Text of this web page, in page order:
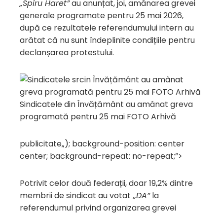
„Spiru Haret”au anunțat, joi, amânarea grevei
generale programate pentru 25 mai 2026,
după ce rezultatele referendumului intern au
arătat că nu sunt îndeplinite condițiile pentru
declanșarea protestului.
Sindicatele din Învățământ au amânat greva
programată pentru 25 mai FOTO Arhivă
publicitate„); background-position: center
center; background-repeat: no-repeat;”>
Potrivit celor două federații, doar 19,2% dintre
membrii de sindicat au votat „DA”la
referendumul privind organizarea grevei